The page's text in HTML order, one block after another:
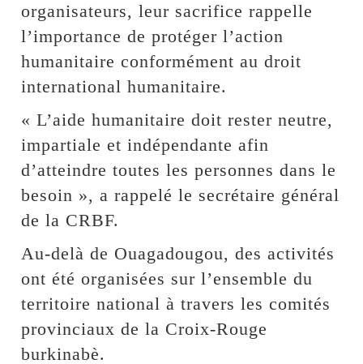
organisateurs, leur sacrifice rappelle
l’importance de protéger l’action
humanitaire conformément au droit
international humanitaire.
« L’aide humanitaire doit rester neutre,
impartiale et indépendante afin
d’atteindre toutes les personnes dans le
besoin », a rappelé le secrétaire général
de la CRBF.
Au-delà de Ouagadougou, des activités
ont été organisées sur l’ensemble du
territoire national à travers les comités
provinciaux de la Croix-Rouge
burkinabè.